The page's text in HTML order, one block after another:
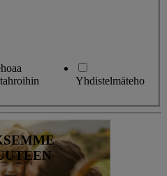
Yhdistelmäteho